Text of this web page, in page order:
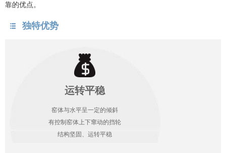
靠的优点。
独特优势
运转平稳
窑体与水平呈一定的倾斜
有控制窑体上下窜动的挡轮
结构坚固、运转平稳